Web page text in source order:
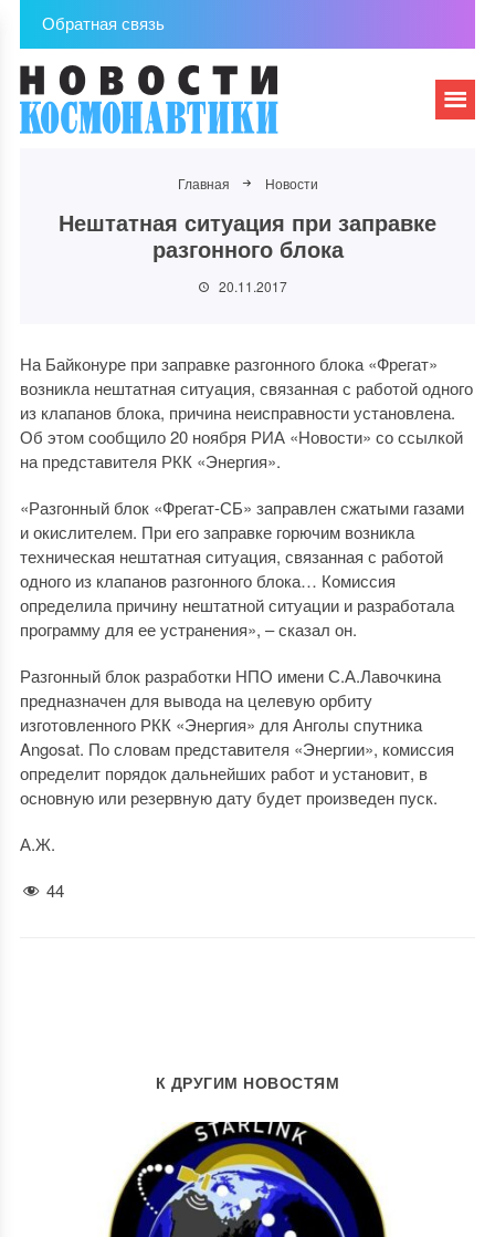
Обратная связь
Главная Новости
Нештатная ситуация при заправке
разгонного блока
20.11.2017
На Байконуре при заправке разгонного блока «Фрегат»
возникла нештатная ситуация, связанная с работой одного
из клапанов блока, причина неисправности установлена.
Об этом сообщило 20 ноября РИА «Новости» со ссылкой
на представителя РКК «Энергия».
«Разгонный блок «Фрегат-СБ» заправлен сжатыми газами
и окислителем. При его заправке горючим возникла
техническая нештатная ситуация, связанная с работой
одного из клапанов разгонного блока… Комиссия
определила причину нештатной ситуации и разработала
программу для ее устранения», – сказал он.
Разгонный блок разработки НПО имени С.А.Лавочкина
предназначен для вывода на целевую орбиту
изготовленного РКК «Энергия» для Анголы спутника
Angosat. По словам представителя «Энергии», комиссия
определит порядок дальнейших работ и установит, в
основную или резервную дату будет произведен пуск.
А.Ж.
44
К ДРУГИМ НОВОСТЯМ